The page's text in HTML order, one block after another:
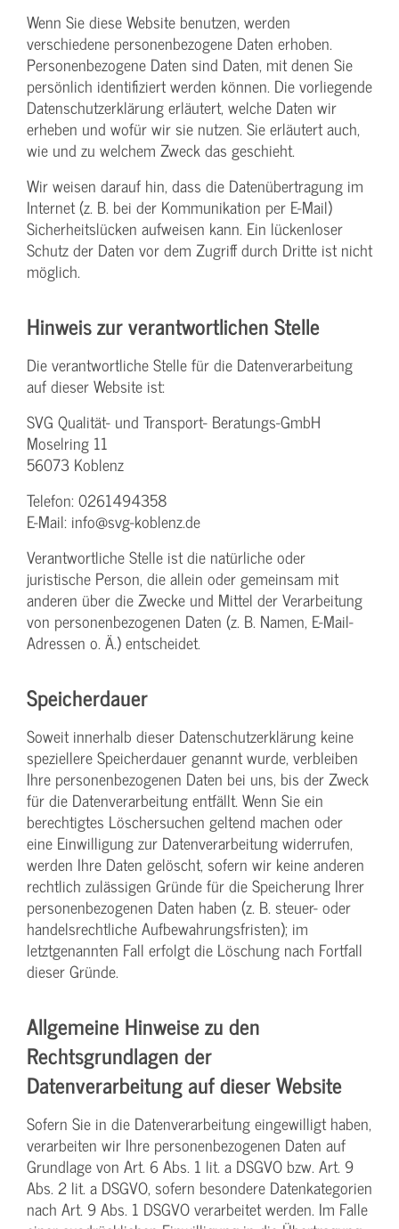
Wenn Sie diese Website benutzen, werden
verschiedene personenbezogene Daten erhoben.
Personenbezogene Daten sind Daten, mit denen Sie
persönlich identifiziert werden können. Die vorliegende
Datenschutzerklärung erläutert, welche Daten wir
erheben und wofür wir sie nutzen. Sie erläutert auch,
wie und zu welchem Zweck das geschieht.
Wir weisen darauf hin, dass die Datenübertragung im
Internet (z. B. bei der Kommunikation per E-Mail)
Sicherheitslücken aufweisen kann. Ein lückenloser
Schutz der Daten vor dem Zugriff durch Dritte ist nicht
möglich.
Hinweis zur verantwortlichen Stelle
Die verantwortliche Stelle für die Datenverarbeitung
auf dieser Website ist:
SVG Qualität- und Transport- Beratungs-GmbH
Moselring 11
56073 Koblenz
Telefon: 0261494358
E-Mail: info@svg-koblenz.de
Verantwortliche Stelle ist die natürliche oder
juristische Person, die allein oder gemeinsam mit
anderen über die Zwecke und Mittel der Verarbeitung
von personenbezogenen Daten (z. B. Namen, E-Mail-
Adressen o. Ä.) entscheidet.
Speicherdauer
Soweit innerhalb dieser Datenschutzerklärung keine
speziellere Speicherdauer genannt wurde, verbleiben
Ihre personenbezogenen Daten bei uns, bis der Zweck
für die Datenverarbeitung entfällt. Wenn Sie ein
berechtigtes Löschersuchen geltend machen oder
eine Einwilligung zur Datenverarbeitung widerrufen,
werden Ihre Daten gelöscht, sofern wir keine anderen
rechtlich zulässigen Gründe für die Speicherung Ihrer
personenbezogenen Daten haben (z. B. steuer- oder
handelsrechtliche Aufbewahrungsfristen); im
letztgenannten Fall erfolgt die Löschung nach Fortfall
dieser Gründe.
Allgemeine Hinweise zu den
Rechtsgrundlagen der
Datenverarbeitung auf dieser Website
Sofern Sie in die Datenverarbeitung eingewilligt haben,
verarbeiten wir Ihre personenbezogenen Daten auf
Grundlage von Art. 6 Abs. 1 lit. a DSGVO bzw. Art. 9
Abs. 2 lit. a DSGVO, sofern besondere Datenkategorien
nach Art. 9 Abs. 1 DSGVO verarbeitet werden. Im Falle